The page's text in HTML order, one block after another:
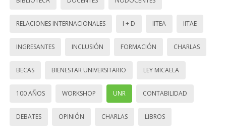
RELACIONES INTERNACIONALES I + D IITEA IITAE
INGRESANTES INCLUSIÓN FORMACIÓN CHARLAS
BECAS BIENESTAR UNIVERSITARIO LEY MICAELA
100 AÑOS WORKSHOP UNR CONTABILIDAD
DEBATES OPINIÓN CHARLAS LIBROS